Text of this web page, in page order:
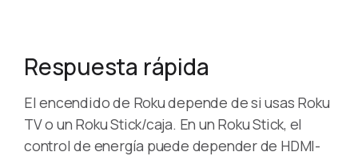
Respuesta rápida
El encendido de Roku depende de si usas Roku
TV o un Roku Stick/caja. En un Roku Stick, el
control de energía puede depender de HDMI-